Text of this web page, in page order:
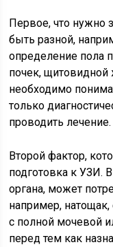
Первое, что нужно
быть разной,
определение пола
почек, щитовидной
необходимо
только
проводить лечение.
Второй фактор,
подготовка к УЗИ.
органа, может
например,
с полной мочевой
перед тем как